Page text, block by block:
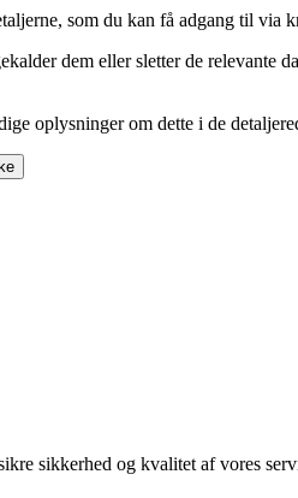
som du kan få adgang til via
dem eller sletter de relevante
oplysninger om dette i de
sikkerhed og kvalitet af vores